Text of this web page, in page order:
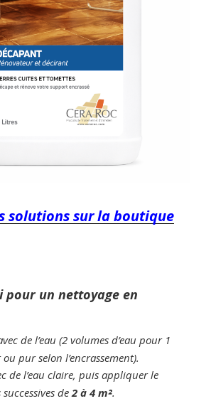
solutions sur la boutique
pour un nettoyage en
de l’eau (2 volumes d’eau pour 1
pur selon l’encrassement).
de l’eau claire, puis appliquer le
de 2 à 4 m².